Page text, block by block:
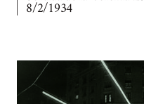
8/2/1934